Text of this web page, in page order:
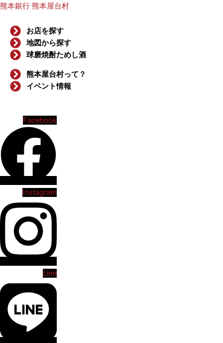
熊本銀行 熊本屋台村
お店を探す
地図から探す
球磨焼酎ためし酒
熊本屋台村って？
イベント情報
Facebook
Instagram
Line